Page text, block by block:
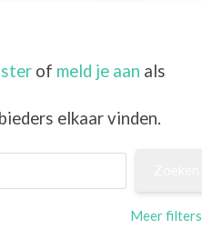
of meld je aan als
elkaar vinden.
Meer filters